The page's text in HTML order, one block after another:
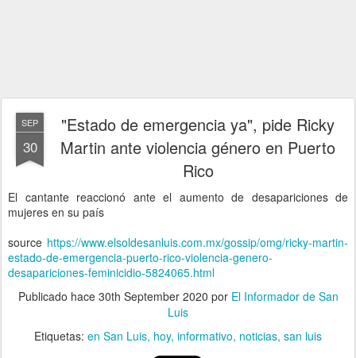
SEP
30
"Estado de emergencia ya", pide Ricky
Martin ante violencia género en Puerto
Rico
El cantante reaccionó ante el aumento de desapariciones de
mujeres en su país
source https://www.elsoldesanluis.com.mx/gossip/omg/ricky-martin-
estado-de-emergencia-puerto-rico-violencia-genero-
desapariciones-feminicidio-5824065.html
Publicado hace 30th September 2020 por El Informador de San
Luis
Etiquetas: en San Luis hoy informativo noticias san luis